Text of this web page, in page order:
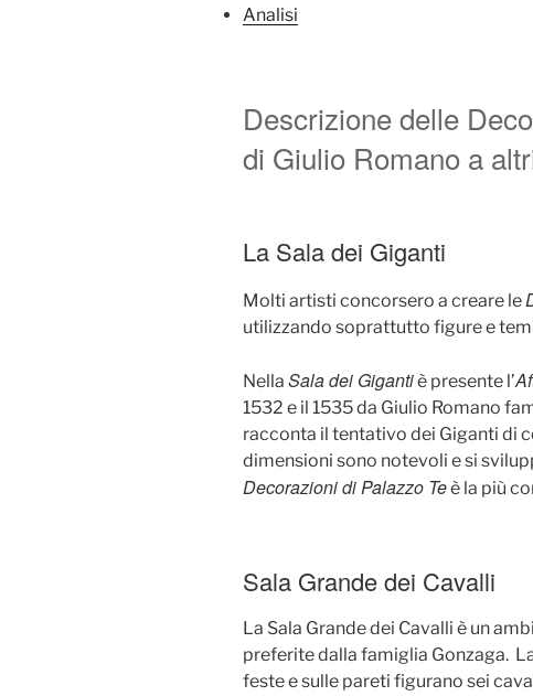
Analisi
Descrizione delle
di Giulio Romano a
La Sala dei Giganti
Molti artisti concorsero a creare le
utilizzando soprattutto figure e
Nella Sala dei Gigantiè presente l’
1532 e il 1535 da Giulio Romano
racconta il tentativo dei Giganti di
dimensioni sono notevoli e si
Decorazioni di Palazzo Teè la più
Sala Grande dei Cavalli
La Sala Grande dei Cavalli è un
preferite dalla famiglia Gonzaga.
feste e sulle pareti figurano sei